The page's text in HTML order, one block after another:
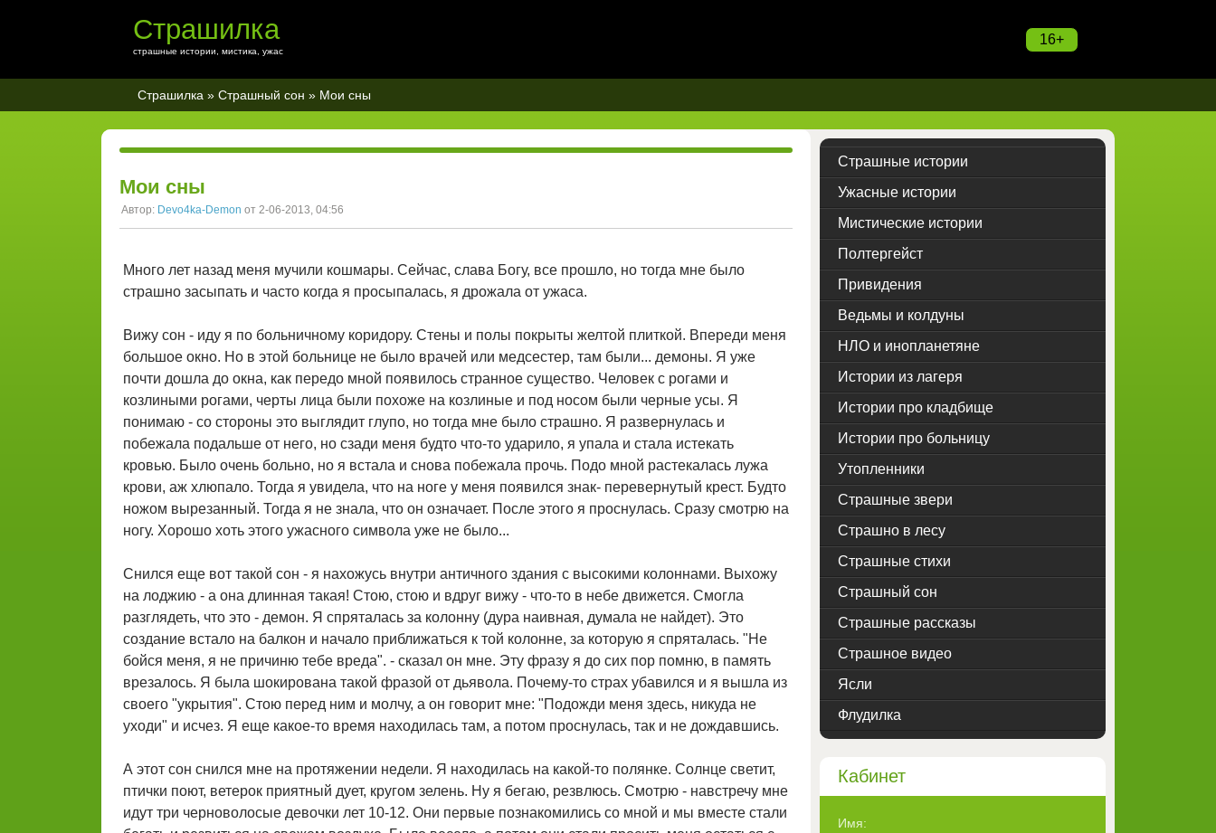
16+
Страшилка
страшные истории, мистика, ужас
Страшилка » Страшный сон » Мои сны
Мои сны
Автор: Devo4ka-Demon от 2-06-2013, 04:56
Много лет назад меня мучили кошмары. Сейчас, слава Богу, все прошло, но тогда мне было
страшно засыпать и часто когда я просыпалась, я дрожала от ужаса.
Вижу сон - иду я по больничному коридору. Стены и полы покрыты желтой плиткой. Впереди меня
большое окно. Но в этой больнице не было врачей или медсестер, там были... демоны. Я уже
почти дошла до окна, как передо мной появилось странное существо. Человек с рогами и
козлиными рогами, черты лица были похоже на козлиные и под носом были черные усы. Я
понимаю - со стороны это выглядит глупо, но тогда мне было страшно. Я развернулась и
побежала подальше от него, но сзади меня будто что-то ударило, я упала и стала истекать
кровью. Было очень больно, но я встала и снова побежала прочь. Подо мной растекалась лужа
крови, аж хлюпало. Тогда я увидела, что на ноге у меня появился знак- перевернутый крест. Будто
ножом вырезанный. Тогда я не знала, что он означает. После этого я проснулась. Сразу смотрю на
ногу. Хорошо хоть этого ужасного символа уже не было...
Снился еще вот такой сон - я нахожусь внутри античного здания с высокими колоннами. Выхожу
на лоджию - а она длинная такая! Стою, стою и вдруг вижу - что-то в небе движется. Смогла
разглядеть, что это - демон. Я спряталась за колонну (дура наивная, думала не найдет). Это
создание встало на балкон и начало приближаться к той колонне, за которую я спряталась. "Не
бойся меня, я не причиню тебе вреда". - сказал он мне. Эту фразу я до сих пор помню, в память
врезалось. Я была шокирована такой фразой от дьявола. Почему-то страх убавился и я вышла из
своего "укрытия". Стою перед ним и молчу, а он говорит мне: "Подожди меня здесь, никуда не
уходи" и исчез. Я еще какое-то время находилась там, а потом проснулась, так и не дождавшись.
А этот сон снился мне на протяжении недели. Я находилась на какой-то полянке. Солнце светит,
птички поют, ветерок приятный дует, кругом зелень. Ну я бегаю, резвлюсь. Смотрю - навстречу мне
идут три черноволосые девочки лет 10-12. Они первые познакомились со мной и мы вместе стали
Страшные истории
Ужасные истории
Мистические истории
Полтергейст
Привидения
Ведьмы и колдуны
НЛО и инопланетяне
Истории из лагеря
Истории про кладбище
Истории про больницу
Утопленники
Страшные звери
Страшно в лесу
Страшные стихи
Страшный сон
Страшные рассказы
Страшное видео
Ясли
Флудилка
Кабинет
Имя: